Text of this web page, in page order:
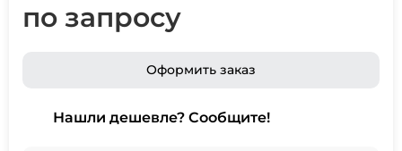
по запросу
Оформить заказ
Нашли дешевле? Сообщите!